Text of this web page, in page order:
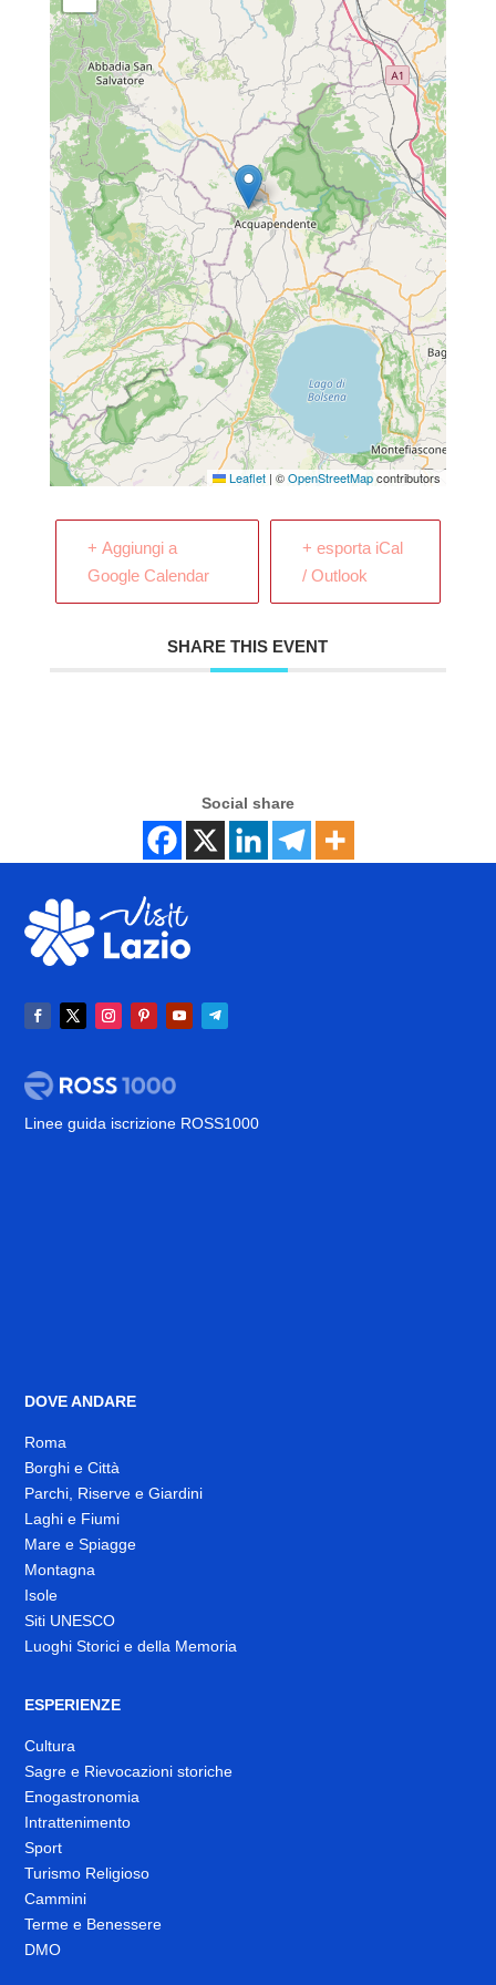
Leaflet | ©OpenStreetMapcontributors
+ Aggiungi a
Google Calendar
+ esporta iCal
/ Outlook
SHARE THIS EVENT
Social share
Linee guida iscrizione ROSS1000
DOVE ANDARE
Roma
Borghi e Città
Parchi, Riserve e Giardini
Laghi e Fiumi
Mare e Spiagge
Montagna
Isole
Siti UNESCO
Luoghi Storici e della Memoria
ESPERIENZE
Cultura
Sagre e Rievocazioni storiche
Enogastronomia
Intrattenimento
Sport
Turismo Religioso
Cammini
Terme e Benessere
DMO